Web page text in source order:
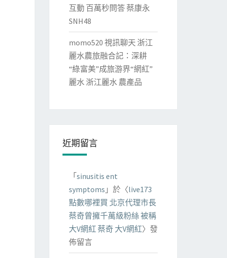
互動 百萬秒問答 蔡康永
SNH48
momo520 視訊聊天 浙江
麗水農旅融合記：深耕
“綠富美”成旅游界“網紅”
麗水 浙江麗水 農產品
近期留言
「 sinusitis ent
symptoms 」於〈live173
點數哪裡買 北京代理市長
蔡奇曾擁千萬級粉絲 被稱
大V網紅 蔡奇 大V網紅〉發
佈留言